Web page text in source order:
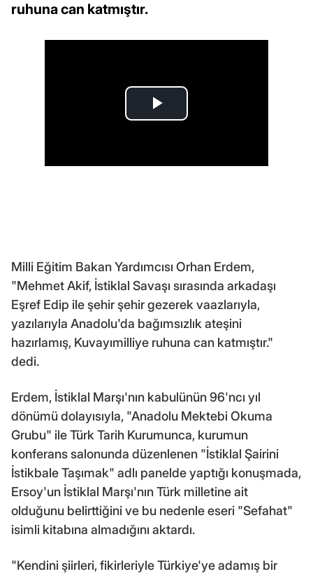
ruhuna can katmıştır.
Milli Eğitim Bakan Yardımcısı Orhan Erdem,
"Mehmet Akif, İstiklal Savaşı sırasında arkadaşı
Eşref Edip ile şehir şehir gezerek vaazlarıyla,
yazılarıyla Anadolu'da bağımsızlık ateşini
hazırlamış, Kuvayımilliye ruhuna can katmıştır."
dedi.
Erdem, İstiklal Marşı'nın kabulünün 96'ncı yıl
dönümü dolayısıyla, "Anadolu Mektebi Okuma
Grubu" ile Türk Tarih Kurumunca, kurumun
konferans salonunda düzenlenen "İstiklal Şairini
İstikbale Taşımak" adlı panelde yaptığı konuşmada,
Ersoy'un İstiklal Marşı'nın Türk milletine ait
olduğunu belirttiğini ve bu nedenle eseri "Sefahat"
isimli kitabına almadığını aktardı.
"Kendini şiirleri, fikirleriyle Türkiye'ye adamış bir